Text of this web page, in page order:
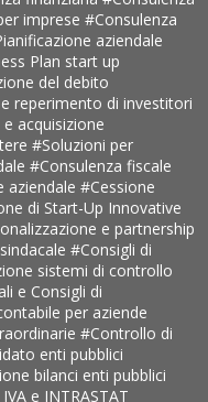
imprese#Consulenza
aziendale
Plan start up
del debito
reperimento di investitori
acquisizione
#Soluzioni per
#Consulenza fiscale
aziendale#Cessione
di Start-Up Innovative
e partnership
#Consigli di
sistemi di controllo
e Consigli di
per aziende
#Controllo di
enti pubblici
bilanci enti pubblici
e INTRASTAT